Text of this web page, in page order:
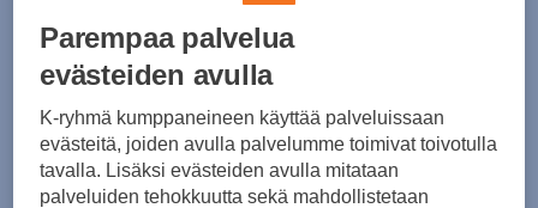
Parempaa palvelua
evästeiden avulla
K-ryhmä kumppaneineen käyttää palveluissaan
evästeitä, joiden avulla palvelumme toimivat toivotulla
tavalla. Lisäksi evästeiden avulla mitataan
palveluiden tehokkuutta sekä mahdollistetaan